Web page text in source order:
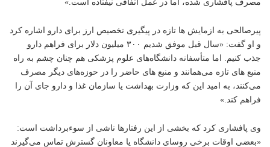
مصرف پافشاری شده، اما در عمل اتفاقی نیفتاده است.»
پیرصالحی به ازمایش ها تازه در پیگیری تخصیص ارز برای دارو اشاره کرد
و او گفت: «سال قبل موفق شدیم ۳۰۰ میلیون دلار برای فراهم دارو
جذب کنیم. اما متأسفانه دانشگاه‌های علوم پزشکی هم چنان چشم به راه
منبع های تازه می‌همانند و منبع های حاضر را در حوزه‌های دیگر مصرف
می‌کنند، به امید این که وزارت بهداشت یا سازمان غذا و دارو جای آن را
فراهم کند.»
وی پافشاری کرد که بخشی از این رفتارها ناشی از سوءبرداشت است:
«بعضی اوقات برخی روسای دانشگاه یا معاونان گسترش تماس می‌گیرند